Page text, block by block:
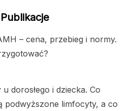
– cena, przebieg i normy.
dorosłego i dziecka. Co
podwyższone limfocyty, a co